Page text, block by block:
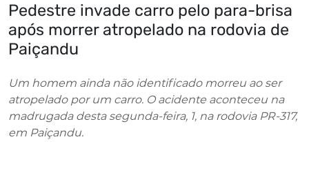
Pedestre invade carro pelo para-brisa
após morrer atropelado na rodovia de
Paiçandu
Um homem ainda não identificado morreu ao ser
atropelado por um carro. O acidente aconteceu na
madrugada desta segunda-feira, 1, na rodovia PR-317,
em Paiçandu.